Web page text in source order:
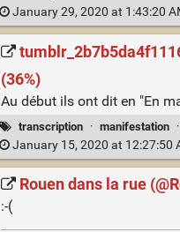
January 29, 2020 at 1:43:20
(36%)
Au début ils ont dit en "En
transcription · manifestation ·
January 15, 2020 at 12:27:50
Rouen dans la rue
:-(